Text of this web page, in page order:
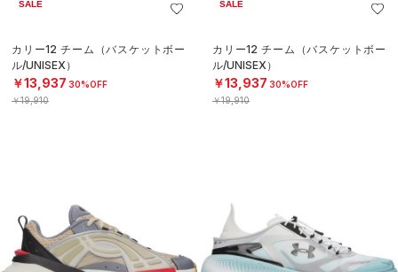
SALE
カリー12 チーム（バスケットボー
ル/UNISEX）
￥13,937 30%OFF
￥19,910
SALE
カリー12 チーム（バスケットボー
ル/UNISEX）
￥13,937 30%OFF
￥19,910